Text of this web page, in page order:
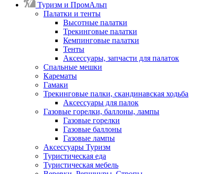
Туризм и ПромАльп
Палатки и тенты
Высотные палатки
Трекинговые палатки
Кемпинговые палатки
Тенты
Аксессуары, запчасти для палаток
Спальные мешки
Карематы
Гамаки
Трекинговые палки, скандинавская ходьба
Аксессуары для палок
Газовые горелки, баллоны, лампы
Газовые горелки
Газовые баллоны
Газовые лампы
Аксессуары Туризм
Туристическая еда
Туристическая мебель